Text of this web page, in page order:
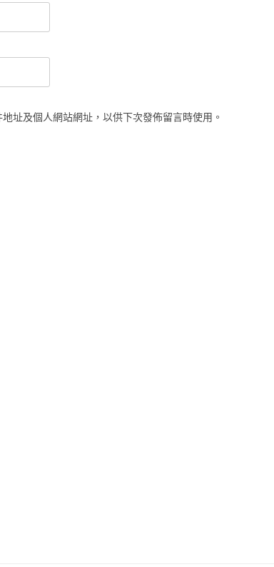
址及個人網站網址，以供下次發佈留言時使用。